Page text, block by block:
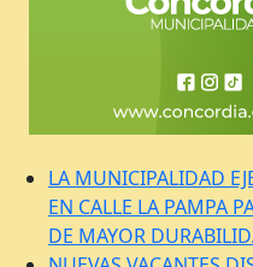
LA MUNICIPALIDAD
EN CALLE LA PAMPA
DE MAYOR